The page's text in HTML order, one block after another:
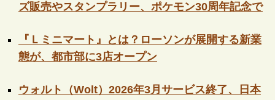
ズ販売やスタンプラリー、ポケモン30周年記念で
『Ｌミニマート』とは？ローソンが展開する新業
態が、都市部に3店オープン
ウォルト（Wolt）2026年3月サービス終了、日本